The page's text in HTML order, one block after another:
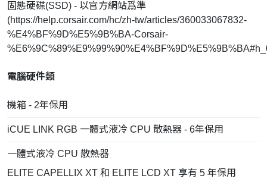
固態硬碟(SSD) - 以官方網站爲準
(https://help.corsair.com/hc/zh-tw/articles/360033067832-
%E4%BF%9D%E5%9B%BA-Corsair-
電腦硬件類
機箱 - 2年保用
iCUE LINK RGB 一體式液冷 CPU 散熱器 - 6年保用
一體式液冷 CPU 散熱器
ELITE CAPELLIX XT 和 ELITE LCD XT 享有 5 年保用